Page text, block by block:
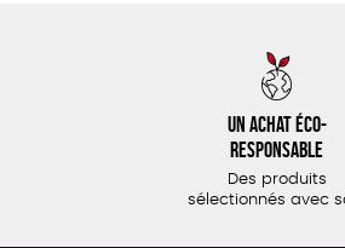
Un achat éco-
responsable
Des produits
sélectionnés avec